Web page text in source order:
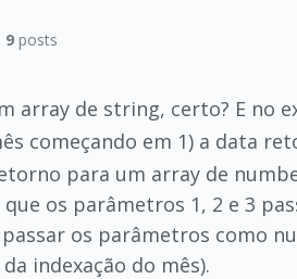
9posts
array de string, certo? E no
começando em 1) a data
para um array de
os parâmetros 1, 2 e 3
os parâmetros como
indexação do mês).